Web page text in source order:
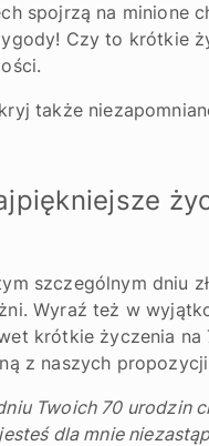
spojrzą na minione
Czy to krótkie
także
szczególnym dniu
Wyraź też w
krótkie życzenia
z naszych
Twoich 70 urodzin
dla mnie